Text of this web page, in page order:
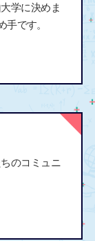
学に決めま
手です。
のコミュニ